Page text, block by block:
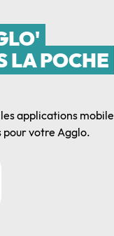
LA POCHE
applications mobile
pour votre Agglo.